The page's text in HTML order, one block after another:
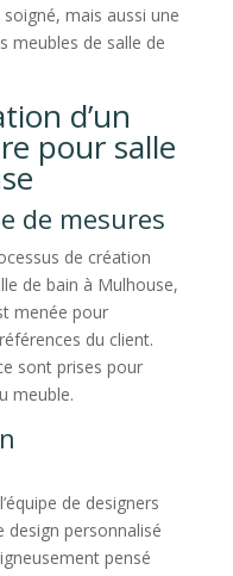
mais aussi une
meubles de salle de
d’un
pour salle
de mesures
de création
de bain à Mulhouse,
menée pour
du client.
sont prises pour
meuble.
de designers
design personnalisé
pensé